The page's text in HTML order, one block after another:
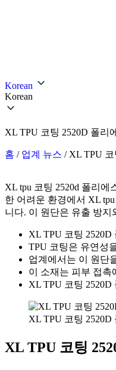
Korean
Korean
XL TPU 코팅 2520D 폴리
홈 / 업계 뉴스 / XL TPU
XL tpu 코팅 2520d 폴리
한 어려운 환경에서 XL
니다. 이 원단은 유출 방
XL TPU 코팅
TPU 코팅은 유연성
업계에서는 이 원단
이 소재는 피부 접촉
XL TPU 코팅
XL TPU 코팅 2520D
XL TPU 코팅